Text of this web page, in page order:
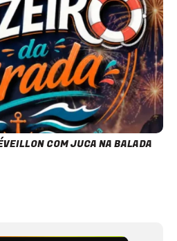
COM JUCA NA BALADA